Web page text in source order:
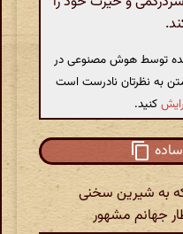
توسط هوش مصنوعی در
متن به نظرتان نادرست است
کنید.
ساده
به شیرین سخنی
جهانم مشهور